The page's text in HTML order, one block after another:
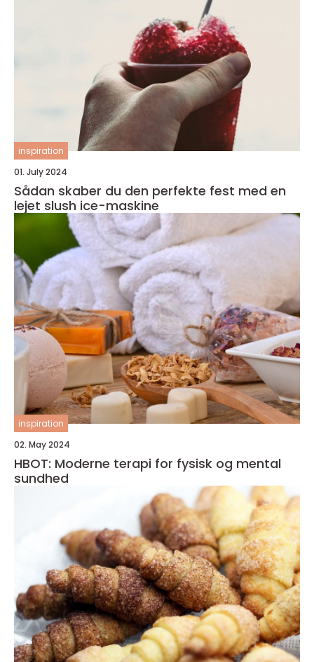
inspiration
01. July 2024
Sådan skaber du den perfekte fest med en
lejet slush ice-maskine
inspiration
02. May 2024
HBOT: Moderne terapi for fysisk og mental
sundhed